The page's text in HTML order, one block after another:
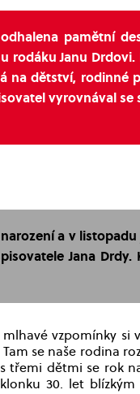
pamětní
rodáku Janu
na dětství, rodinné
vyrovnával
a v
Jana
vzpomínky
se naše rodina
třemi dětmi se rok
30. let